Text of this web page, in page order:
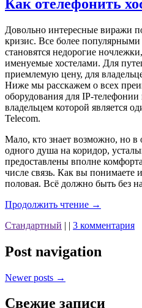
Как отелефонить
Довольно интересные виражи
кризис. Все более
становятся недорогие
именуемые хостелами. Для
приемлемую цену, для
Ниже мы расскажем о всех
оборудования для IP-телефонии
владельцем которой является
Telecom.
Мало, кто знает возможно, но в
одного душа на коридор,
предоставлены вполне
числе связь. Как вы понимаете
половая. Всё должно быть без
Продолжить чтение →
Стандартный | | 3 комментария
Post navigation
Newer posts →
Свежие записи